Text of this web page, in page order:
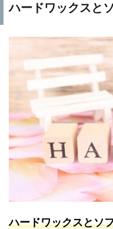
ハードワックスと
ハードワックスとソ